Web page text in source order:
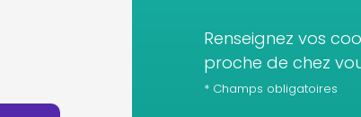
Renseignez vos
proche de chez
* Champs obligatoires